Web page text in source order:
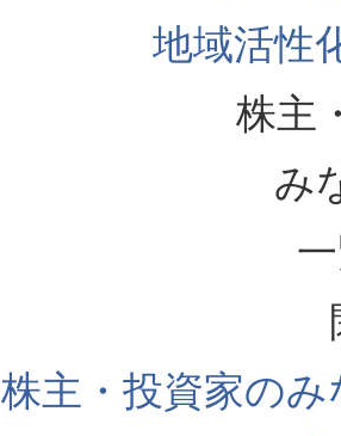
地域活性
株主
み
株主・投資家の